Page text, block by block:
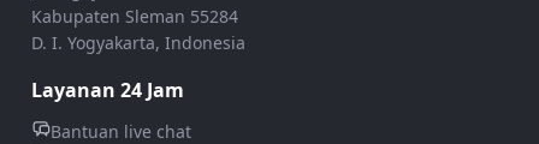
Kabupaten Sleman 55284
D. I. Yogyakarta, Indonesia
Layanan 24 Jam
Bantuan live chat